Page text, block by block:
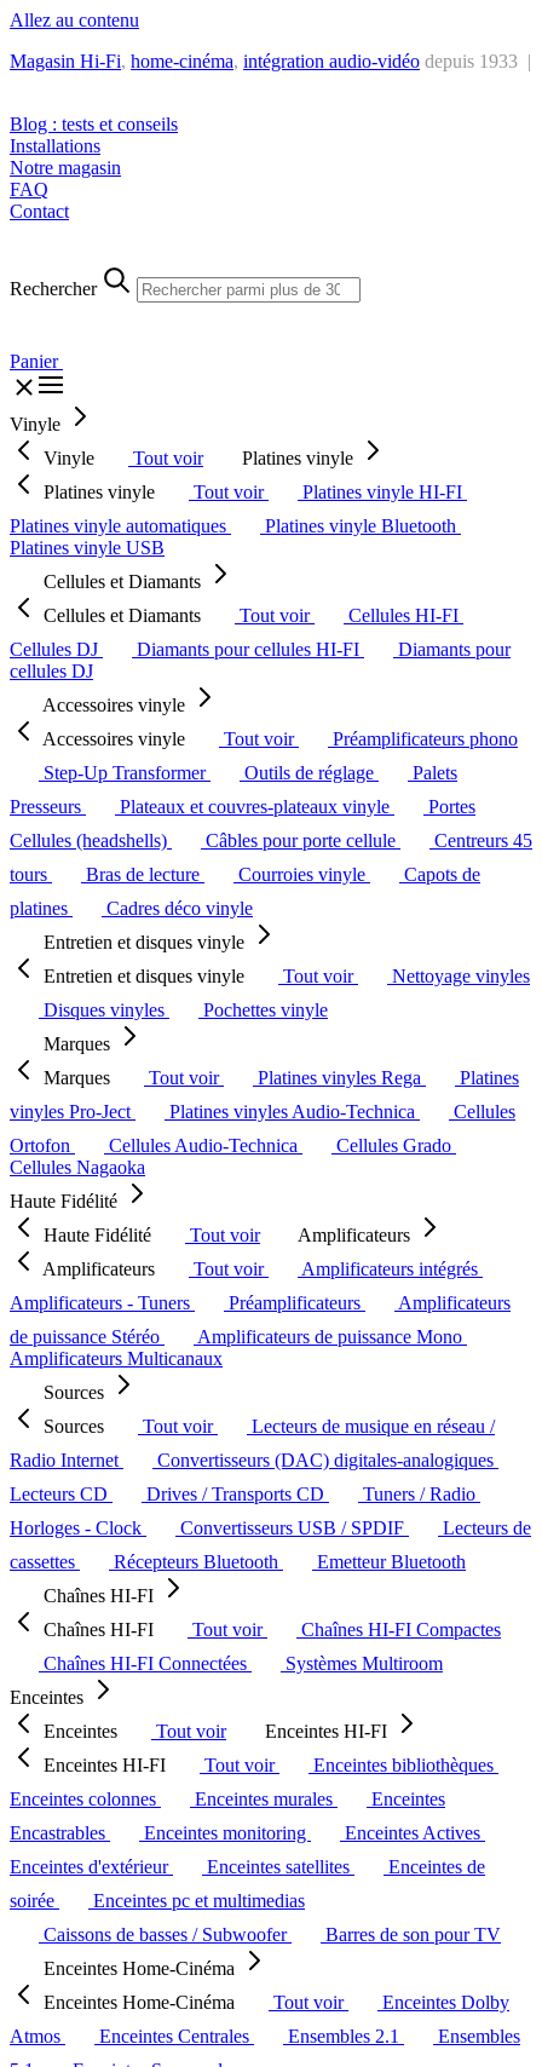
Allez au contenu
Magasin Hi-Fi, home-cinéma, intégration audio-vidéo depuis 1933 |
Blog : tests et conseils
Installations
Notre magasin
FAQ
Contact
Rechercher
Panier
Vinyle
Vinyle
Tout voir
Platines vinyle
Platines vinyle
Tout voir
Platines vinyle HI-FI
Platines vinyle automatiques
Platines vinyle Bluetooth
Platines vinyle USB
Cellules et Diamants
Cellules et Diamants
Tout voir
Cellules HI-FI
Cellules DJ
Diamants pour cellules HI-FI
Diamants pour
cellules DJ
Accessoires vinyle
Accessoires vinyle
Tout voir
Préamplificateurs phono
Step-Up Transformer
Outils de réglage
Palets
Presseurs
Plateaux et couvres-plateaux vinyle
Portes
Cellules (headshells)
Câbles pour porte cellule
Centreurs 45
tours
Bras de lecture Courroies vinyle
Capots de
platines
Cadres déco vinyle
Entretien et disques vinyle
Entretien et disques vinyle
Tout voir
Nettoyage vinyles
Disques vinyles
Pochettes vinyle
Marques
Marques
Tout voir Platines vinyles Rega
Platines
vinyles Pro-Ject
Platines vinyles Audio-Technica
Cellules
Ortofon
Cellules Audio-Technica
Cellules Grado
Cellules Nagaoka
Haute Fidélité
Haute Fidélité
Tout voir
Amplificateurs
Amplificateurs
Tout voir
Amplificateurs intégrés
Amplificateurs - Tuners
Préamplificateurs
Amplificateurs
de puissance Stéréo
Amplificateurs de puissance Mono
Amplificateurs Multicanaux
Sources
Sources
Tout voir
Lecteurs de musique en réseau /
Radio Internet
Convertisseurs (DAC) digitales-analogiques
Lecteurs CD
Drives / Transports CD
Tuners / Radio
Horloges - Clock
Convertisseurs USB / SPDIF
Lecteurs de
cassettes
Récepteurs Bluetooth
Emetteur Bluetooth
Chaînes HI-FI
Chaînes HI-FI
Tout voir
Chaînes HI-FI Compactes
Chaînes HI-FI Connectées
Systèmes Multiroom
Enceintes
Enceintes
Tout voir
Enceintes HI-FI
Enceintes HI-FI
Tout voir
Enceintes bibliothèques
Enceintes colonnes
Enceintes murales
Enceintes
Encastrables
Enceintes monitoring
Enceintes Actives
Enceintes d'extérieur
Enceintes satellites
Enceintes de
soirée
Enceintes pc et multimedias
Caissons de basses / Subwoofer
Barres de son pour TV
Enceintes Home-Cinéma
Enceintes Home-Cinéma
Tout voir
Enceintes Dolby
Atmos
Enceintes Centrales Ensembles 2.1
Ensembles